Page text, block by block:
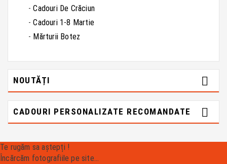
Cadouri De Crăciun
Cadouri 1-8 Martie
Mărturii Botez
NOUTĂȚI 
CADOURI PERSONALIZATE RECOMANDATE 
Te rugăm sa aștepți !
Încărcăm fotografiile pe site...